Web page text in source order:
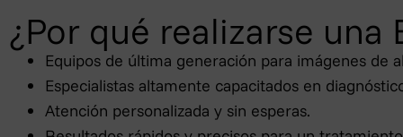
¿Por qué realizarse
Equipos de última generación para imágenes de
Especialistas altamente capacitados en
Atención personalizada y sin esperas.
Los interesados tienen derecho
debidamente atendidos a la
(www.agpd.es), o bien mediante